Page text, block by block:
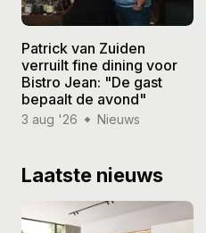
Patrick van Zuiden
verruilt fine dining voor
Bistro Jean: "De gast
bepaalt de avond"
3 aug '26 Nieuws
Laatste nieuws